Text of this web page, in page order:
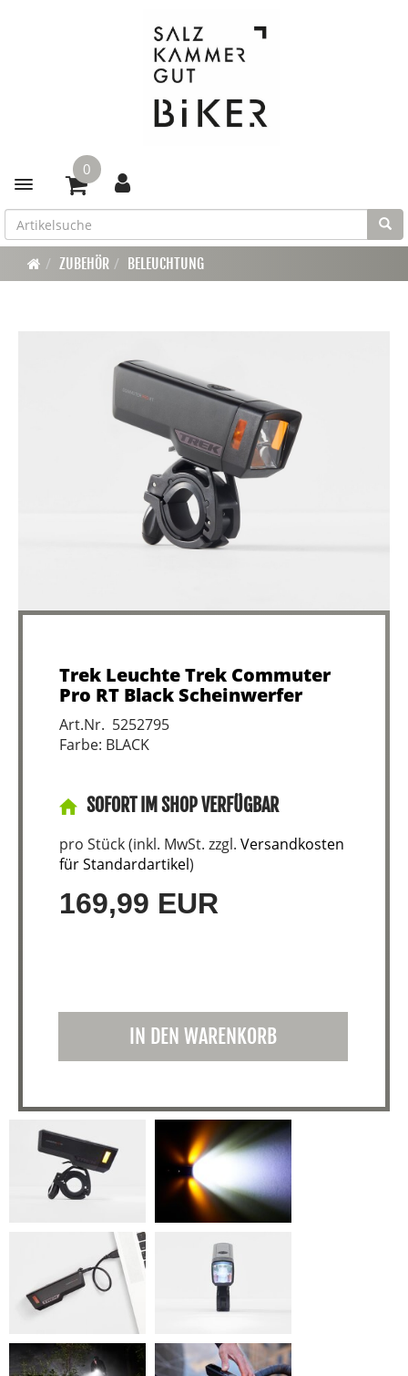
Toggle navigation
0
ZUBEHÖR BELEUCHTUNG
Trek Leuchte Trek Commuter
Pro RT Black Scheinwerfer
Art.Nr. 5252795
Farbe: BLACK
SOFORT IM SHOP VERFÜGBAR
pro Stück (inkl. MwSt. zzgl. Versandkosten
für Standardartikel)
169,99 EUR
IN DEN WARENKORB